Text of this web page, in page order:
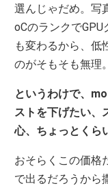
選んじゃだめ。写
oCのランクで
も変わるから、低
のがそもそも無理
というわけで、
ストを下げたい、
心、ちょっとくら
おそらくこの価格
で出るだろうから